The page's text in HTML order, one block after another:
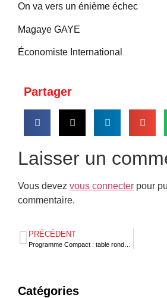
On va vers un énième échec
Magaye GAYE
Économiste International
Partager
Laisser un
Vous devez vous connecter pour
commentaire.
PRÉCÉDENT
Catégories